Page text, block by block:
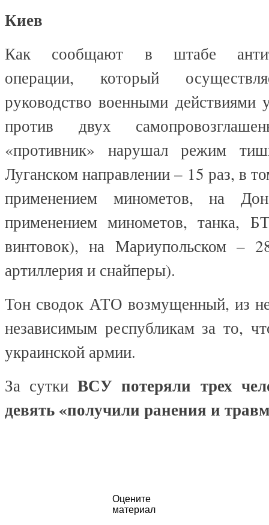
Киев
Как сообщают в штабе
операции, который
руководство военными действиями
против двух
«противник» нарушал режим
Луганском направлении – 15 раз, в
применением минометов, на
применением минометов, танка,
винтовок), на Мариупольском –
артиллерия и снайперы).
Тон сводок АТО возмущенный, из
независимым республикам за то,
украинской армии.
За суткиВСУ потеряли трех
девять «получили ранения и
Оцените
материал